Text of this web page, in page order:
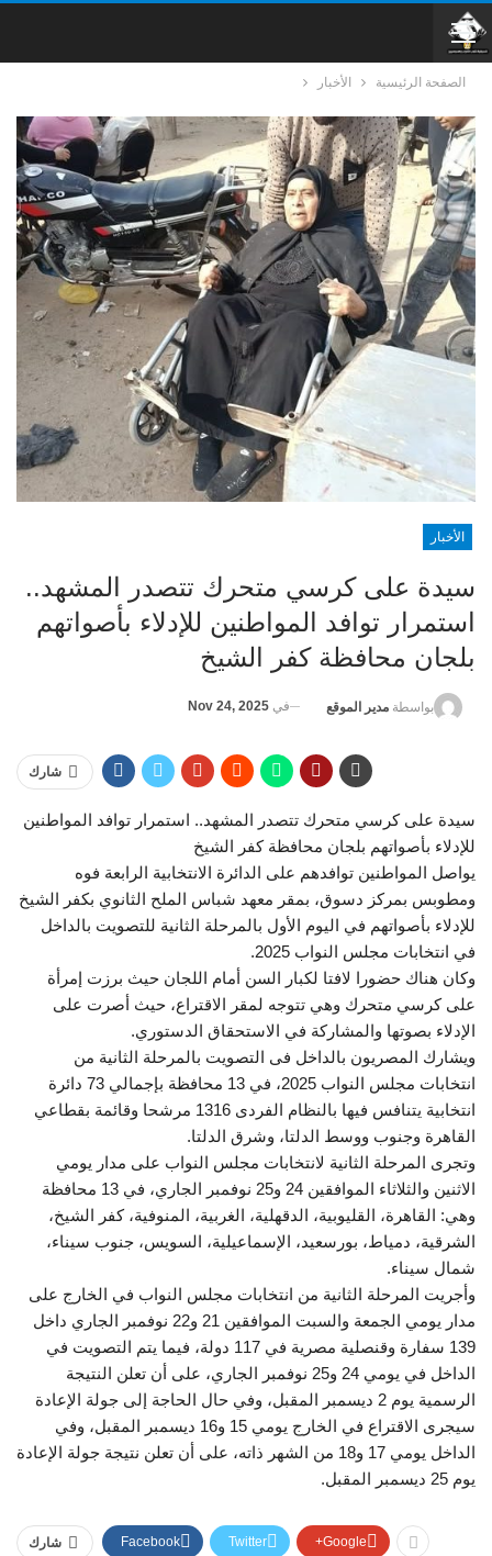
الصفحة الرئيسية الأخبار
الأخبار
سيدة على كرسي متحرك تتصدر المشهد..
استمرار توافد المواطنين للإدلاء بأصواتهم
بلجان محافظة كفر الشيخ
بواسطة مدير الموقع في Nov 24, 2025
شارك
سيدة على كرسي متحرك تتصدر المشهد.. استمرار توافد المواطنين
للإدلاء بأصواتهم بلجان محافظة كفر الشيخ
يواصل المواطنين توافدهم على الدائرة الانتخابية الرابعة فوه
ومطوبس بمركز دسوق، بمقر معهد شباس الملح الثانوي بكفر الشيخ
للإدلاء بأصواتهم في اليوم الأول بالمرحلة الثانية للتصويت بالداخل
في انتخابات مجلس النواب 2025.
وكان هناك حضورا لافتا لكبار السن أمام اللجان حيث برزت إمرأة
على كرسي متحرك وهي تتوجه لمقر الاقتراع، حيث أصرت على
الإدلاء بصوتها والمشاركة في الاستحقاق الدستوري.
ويشارك المصريون بالداخل فى التصويت بالمرحلة الثانية من
انتخابات مجلس النواب 2025، في 13 محافظة بإجمالي 73 دائرة
انتخابية يتنافس فيها بالنظام الفردى 1316 مرشحا وقائمة بقطاعي
القاهرة وجنوب ووسط الدلتا، وشرق الدلتا.
وتجرى المرحلة الثانية لانتخابات مجلس النواب على مدار يومي
الاثنين والثلاثاء الموافقين 24 و25 نوفمبر الجاري، في 13 محافظة
وهي: القاهرة، القليوبية، الدقهلية، الغربية، المنوفية، كفر الشيخ،
الشرقية، دمياط، بورسعيد، الإسماعيلية، السويس، جنوب سيناء،
شمال سيناء.
وأجريت المرحلة الثانية من انتخابات مجلس النواب في الخارج على
مدار يومي الجمعة والسبت الموافقين 21 و22 نوفمبر الجاري داخل
139 سفارة وقنصلية مصرية في 117 دولة، فيما يتم التصويت في
الداخل في يومي 24 و25 نوفمبر الجاري، على أن تعلن النتيجة
الرسمية يوم 2 ديسمبر المقبل، وفي حال الحاجة إلى جولة الإعادة
سيجرى الاقتراع في الخارج يومي 15 و16 ديسمبر المقبل، وفي
الداخل يومي 17 و18 من الشهر ذاته، على أن تعلن نتيجة جولة الإعادة
يوم 25 ديسمبر المقبل.
شارك Facebook Twitter Google+